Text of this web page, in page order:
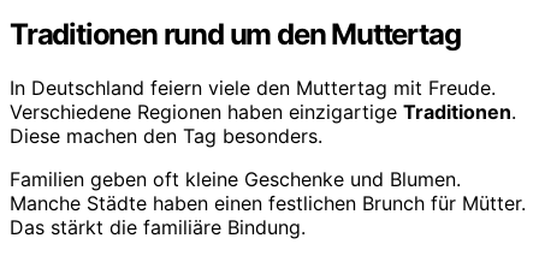
Traditionen rund um den Muttertag
In Deutschland feiern viele den Muttertag mit Freude.
Verschiedene Regionen haben einzigartige Traditionen.
Diese machen den Tag besonders.
Familien geben oft kleine Geschenke und Blumen.
Manche Städte haben einen festlichen Brunch für Mütter.
Das stärkt die familiäre Bindung.